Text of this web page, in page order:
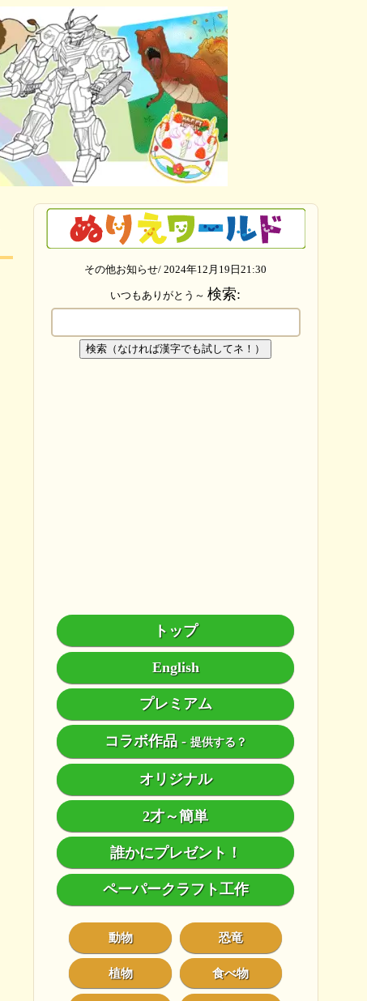
その他お知らせ/ 2024年12月19日21:30
いつもありがとう～検索:
検索（なければ漢字でも試してネ！）
トップ
English
プレミアム
コラボ作品- 提供する？
オリジナル
2才～簡単
誰かにプレゼント！
ペーパークラフト工作
動物 恐竜
植物 食べ物